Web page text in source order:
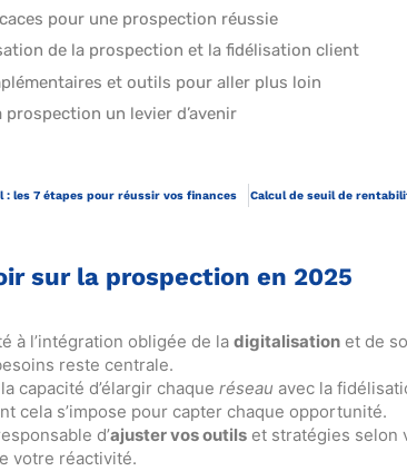
pour une prospection réussie
de la prospection et la fidélisation client
et outils pour aller plus loin
un levier d’avenir
les 7 étapes pour réussir vos finances Calcul de seuil de
sur la prospection en 2025
à l’intégration obligée de la digitalisation et de
reste centrale.
capacité d’élargir chaque réseau avec la
cela s’impose pour capter chaque opportunité.
d’ajuster vos outils et stratégies selon
votre réactivité.